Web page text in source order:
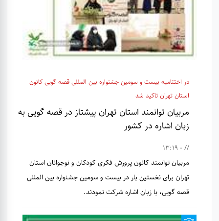
در اختتامیه بیست و سومین جشنواره بین المللی قصه گویی کانون
استان تهران تاکید شد
مربیان توانمند استان تهران پیشتاز در قصه گویی به
زبان اشاره در کشور
// - 13:19
مربیان توانمند کانون پرورش فکری کودکان و نوجوانان استان
تهران برای نخستین بار در بیست و سومین جشنواره بین المللی
قصه گویی، با زبان اشاره شرکت نمودند.